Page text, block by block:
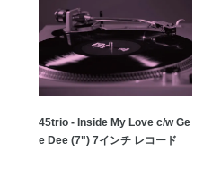
45trio - Inside My Love c/w Ge
e Dee (7") 7インチ レコード